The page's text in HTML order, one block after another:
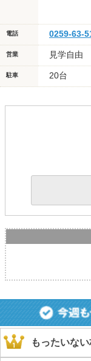
電話 0259-63-
営業 見学自由
駐車 20台
もったいな